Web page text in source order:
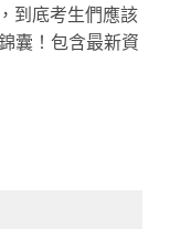
到底考生們應該
囊！包含最新資